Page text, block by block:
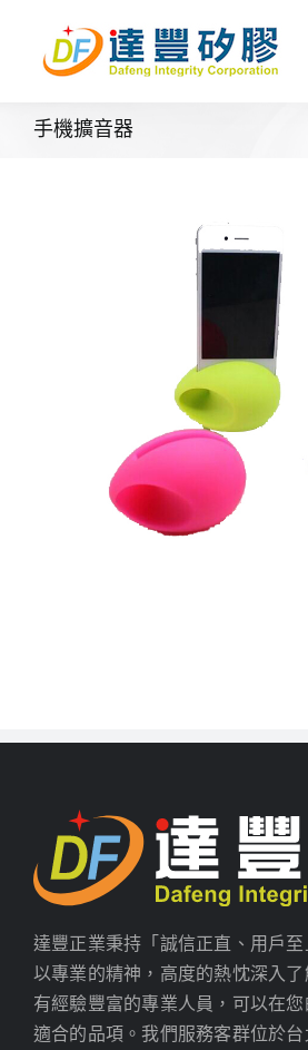
content
手機擴音器
達豐正業秉持「誠信正直、用戶至
以專業的精神，高度的熱忱深入
有經驗豐富的專業人員，可以在
適合的品項。我們服務客群位於台